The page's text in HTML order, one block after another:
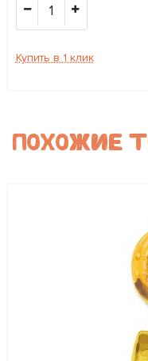
1
Купить в 1 клик
ПОХОЖИЕ